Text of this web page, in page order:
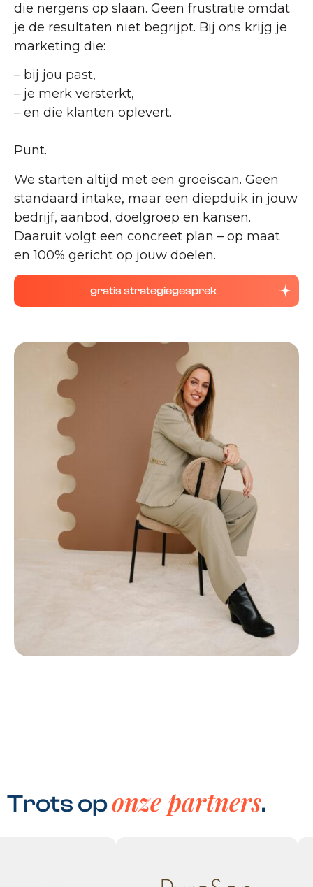
die nergens op slaan. Geen frustratie omdat
je de resultaten niet begrijpt. Bij ons krijg je
marketing die:
– bij jou past,
– je merk versterkt,
– en die klanten oplevert.
Punt.
We starten altijd met een groeiscan. Geen
standaard intake, maar een diepduik in jouw
bedrijf, aanbod, doelgroep en kansen.
Daaruit volgt een concreet plan – op maat
en 100% gericht op jouw doelen.
gratis strategiegesprek
Trots oponze partners.